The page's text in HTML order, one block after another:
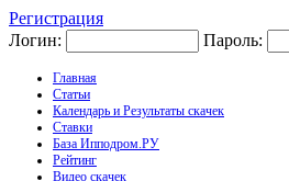
Регистрация
Логин:
Пароль:
Главная
Статьи
Календарь и Результаты скачек
Ставки
База Ипподром.РУ
Рейтинг
Видео скачек